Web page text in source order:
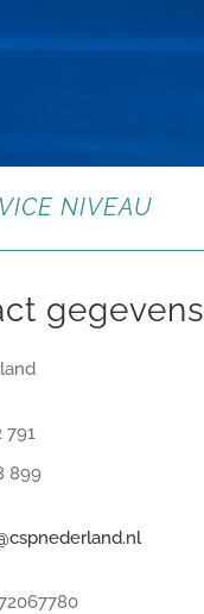
NIVEAU
gegevens
791
899